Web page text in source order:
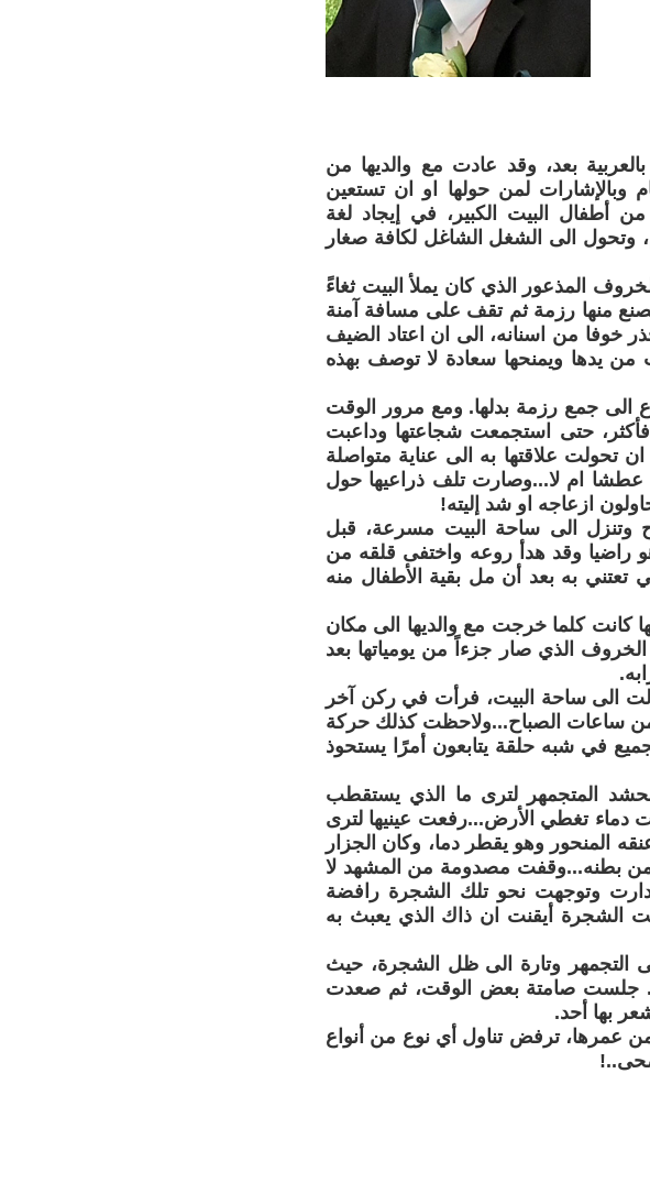
بعد، وقد عادت مع والديها من
وبالإشارات لمن حولها او ان تستعين
أطفال البيت الكبير، في إيجاد لغة
الى الشغل الشاغل لكافة صغار
المذعور الذي كان يملأ البيت ثغاءً
منها رزمة ثم تقف على مسافة آمنة
خوفا من اسنانه، الى ان اعتاد الضيف
من يدها ويمنحها سعادة لا توصف بهذه
الى جمع رزمة بدلها. ومع مرور الوقت
حتى استجمعت شجاعتها وداعبت
تحولت علاقتها به الى عناية متواصلة
عطشا ام لا...وصارت تلف ذراعيها حول
ازعاجه او شد إليته!
وتنزل الى ساحة البيت مسرعة، قبل
هو راضيا وقد هدأ روعه واختفى قلقه من
تعتني به بعد أن مل بقية الأطفال منه
كانت كلما خرجت مع والديها الى مكان
الذي صار جزءاً من يومياتها بعد
الى ساحة البيت، فرأت في ركن آخر
ساعات الصباح...ولاحظت كذلك حركة
في شبه حلقة يتابعون أمرًا يستحوذ
المتجمهر لترى ما الذي يستقطب
دماء تغطي الأرض...رفعت عينيها لترى
المنحور وهو يقطر دما، وكان الجزار
بطنه...وقفت مصدومة من المشهد لا
وتوجهت نحو تلك الشجرة رافضة
الشجرة أيقنت ان ذاك الذي يعبث به
التجمهر وتارة الى ظل الشجرة، حيث
جلست صامتة بعض الوقت، ثم صعدت
بها أحد.
من عمرها، ترفض تناول أي نوع من أنواع